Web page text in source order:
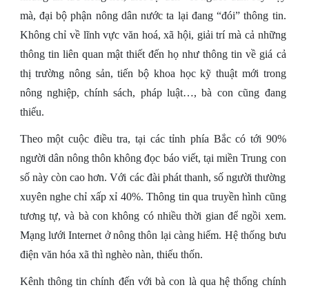
mà, đại bộ phận nông dân nước ta lại đang “đói” thông tin.
Không chỉ về lĩnh vực văn hoá, xã hội, giải trí mà cả những
thông tin liên quan mật thiết đến họ như thông tin về giá cả
thị trường nông sản, tiến bộ khoa học kỹ thuật mới trong
nông nghiệp, chính sách, pháp luật…, bà con cũng đang
thiếu.
Theo một cuộc điều tra, tại các tỉnh phía Bắc có tới 90%
người dân nông thôn không đọc báo viết, tại miền Trung con
số này còn cao hơn. Với các đài phát thanh, số người thường
xuyên nghe chỉ xấp xỉ 40%. Thông tin qua truyền hình cũng
tương tự, và bà con không có nhiều thời gian để ngồi xem.
Mạng lưới Internet ở nông thôn lại càng hiếm. Hệ thống bưu
điện văn hóa xã thì nghèo nàn, thiếu thốn.
Kênh thông tin chính đến với bà con là qua hệ thống chính